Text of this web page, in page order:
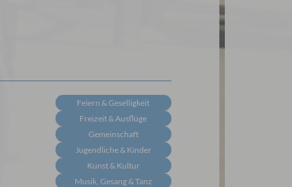
Feiern & Geselligkeit
Freizeit & Ausflüge
Gemeinschaft
Jugendliche & Kinder
Kunst & Kultur
Musik, Gesang & Tanz